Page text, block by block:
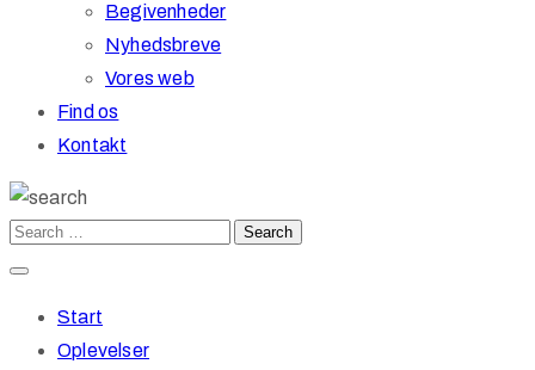
Begivenheder
Nyhedsbreve
Vores web
Find os
Kontakt
Start
Oplevelser